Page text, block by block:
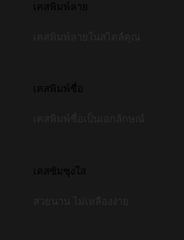
เคสพิมพ์ลาย
เคสพิมพ์ชื่อ
เคสซัมซุงใส